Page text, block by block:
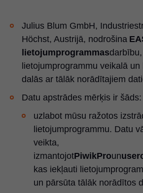
Julius Blum GmbH,
Höchst, Austrijā, nodrošina
lietojumprogrammas
lietojumprogrammu veikalā
dalās ar tālāk norādītajiem
Datu apstrādes mērķis ir šāds:
uzlabot mūsu ražotos
lietojumprogrammu. Datu
veikta,
izmantojotPiwikProun
kas iekļauti
un pārsūta tālāk norādītos